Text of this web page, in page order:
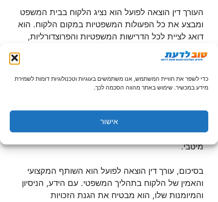
כדי לשפר את חוויית המשתמש, אנו משתמשים בעוגיות וטכנולוגיות דומות לשמירת
מידע במכשיר. שימוש באתר מהווה הסכמה לכך.
אישור
העורך דין הוצאה לפועל הוא נציג הלקוח בבית המשפט
ומבצע את כל הפעולות המשפטיות במקום הלקוח. הוא
דואג לציית לכל הדרישות המשפטיות והפרוצדורליות,
מגשים את המסמכים הרלוונטיים, יוצר דיון משפטי יסודי
ונוהג בכתיבה משפטית מדויקת ומותאמת.
עורך דין הוצאה לפועל הוא האדם שעומד לצידו של
כדי להבטיח את הצלחת התביעה. עם עורך דין הוצאה
לפועל לצידו, הלקוח יכול להיות בטוח שהוא מקבל הגנה
מקצועית וכי הזכויות המשפטיות שלו מתואמות באופן
מיטבי.
בסיכום, עורך דין הוצאה לפועל הוא השותף המקצועי
והאמין של הלקוח בתהליך המשפטי. עם הידע, הניסיון
והמיומנות שלו, הוא מבטיח את הגנת הזכויות